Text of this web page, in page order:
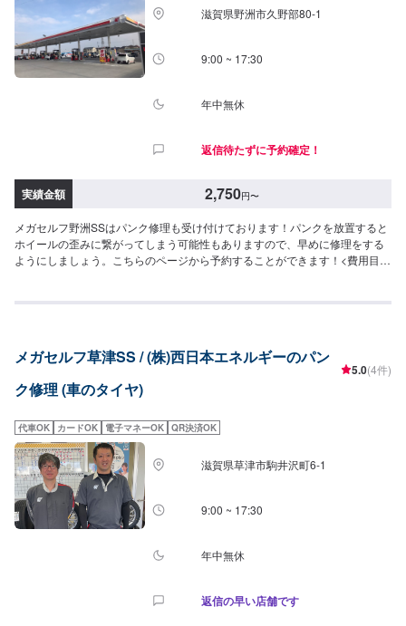
滋賀県野洲市久野部80-1
9:00 ~ 17:30
年中無休
返信待たずに予約確定！
実績金額 2,750円〜
メガセルフ野洲SSはパンク修理も受け付けております！パンクを放置すると
ホイールの歪みに繋がってしまう可能性もありますので、早めに修理をする
ようにしましょう。こちらのページから予約することができます！<費用目安
メガセルフ草津SS / (株)西日本エネルギーのパン
ク修理 (車のタイヤ)
5.0(4件)
代車OK カードOK 電子マネーOK QR決済OK
滋賀県草津市駒井沢町6-1
9:00 ~ 17:30
年中無休
返信の早い店舗です